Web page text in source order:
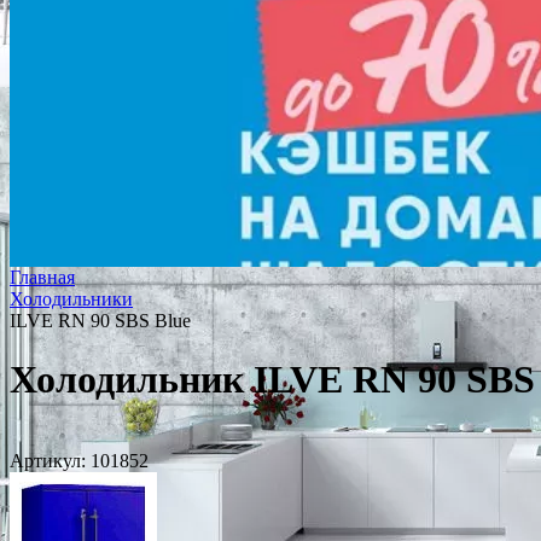
Главная
Холодильники
ILVE RN 90 SBS Blue
Холодильник ILVE RN 90
Артикул: 101852